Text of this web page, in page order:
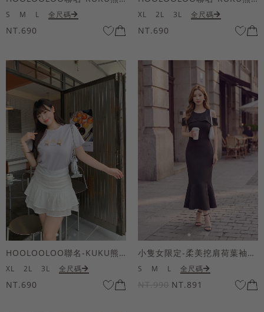
S M L 全尺碼
NT.690
XL 2L 3L 全尺碼
NT.690
HOOLOOLOO聯名-KUKU熊蝴蝶結短袖上衣
XL 2L 3L 全尺碼
NT.690
小隻女限定-柔美挖肩荷葉袖魚尾長洋裝
S M L 全尺碼
NT.990 NT.891